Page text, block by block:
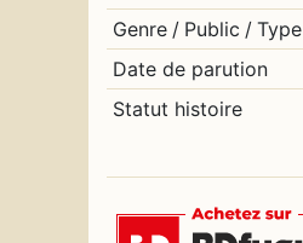
Genre / Public / Type
Date de parution
Statut histoire